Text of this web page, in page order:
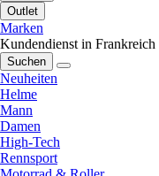
Outlet
Marken
Kundendienst in Frankreich
Suchen
Neuheiten
Helme
Mann
Damen
High-Tech
Rennsport